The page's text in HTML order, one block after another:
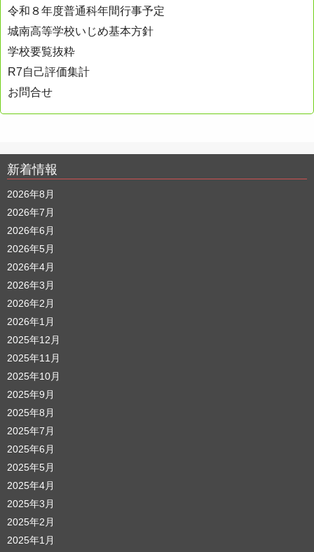
令和８年度普通科年間行事予定
城南高等学校いじめ基本方針
学校要覧抜粋
R7自己評価集計
お問合せ
新着情報
2026年8月
2026年7月
2026年6月
2026年5月
2026年4月
2026年3月
2026年2月
2026年1月
2025年12月
2025年11月
2025年10月
2025年9月
2025年8月
2025年7月
2025年6月
2025年5月
2025年4月
2025年3月
2025年2月
2025年1月